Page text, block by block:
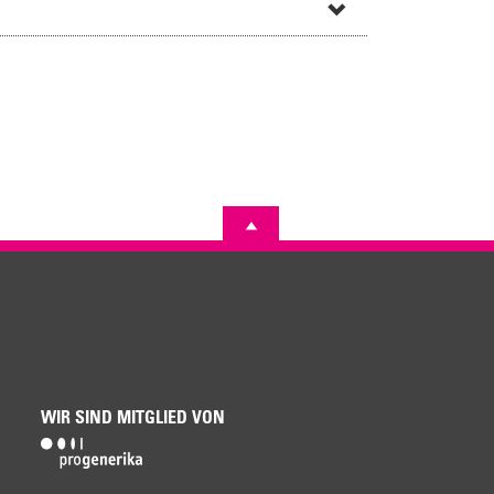
WIR SIND MITGLIED VON